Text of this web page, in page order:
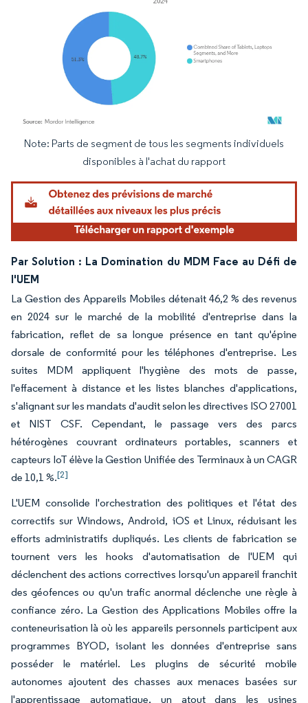
Image © Mordor Intelligence. La réutilisation nécessite une attribution sous CC BY
Note: Parts de segment de tous les segments individuels
disponibles à l'achat du rapport
Par Solution : La Domination du MDM Face au Défi de
l'UEM
La Gestion des Appareils Mobiles détenait 46,2 % des revenus
en 2024 sur le marché de la mobilité d'entreprise dans la
fabrication, reflet de sa longue présence en tant qu'épine
dorsale de conformité pour les téléphones d'entreprise. Les
suites MDM appliquent l'hygiène des mots de passe,
l'effacement à distance et les listes blanches d'applications,
s'alignant sur les mandats d'audit selon les directives ISO 27001
et NIST CSF. Cependant, le passage vers des parcs
hétérogènes couvrant ordinateurs portables, scanners et
capteurs IoT élève la Gestion Unifiée des Terminaux à un CAGR
de 10,1 %.[2]
L'UEM consolide l'orchestration des politiques et l'état des
correctifs sur Windows, Android, iOS et Linux, réduisant les
efforts administratifs dupliqués. Les clients de fabrication se
tournent vers les hooks d'automatisation de l'UEM qui
déclenchent des actions correctives lorsqu'un appareil franchit
des géofences ou qu'un trafic anormal déclenche une règle à
confiance zéro. La Gestion des Applications Mobiles offre la
conteneurisation là où les appareils personnels participent aux
programmes BYOD, isolant les données d'entreprise sans
posséder le matériel. Les plugins de sécurité mobile
autonomes ajoutent des chasses aux menaces basées sur
l'apprentissage automatique, un atout dans les usines